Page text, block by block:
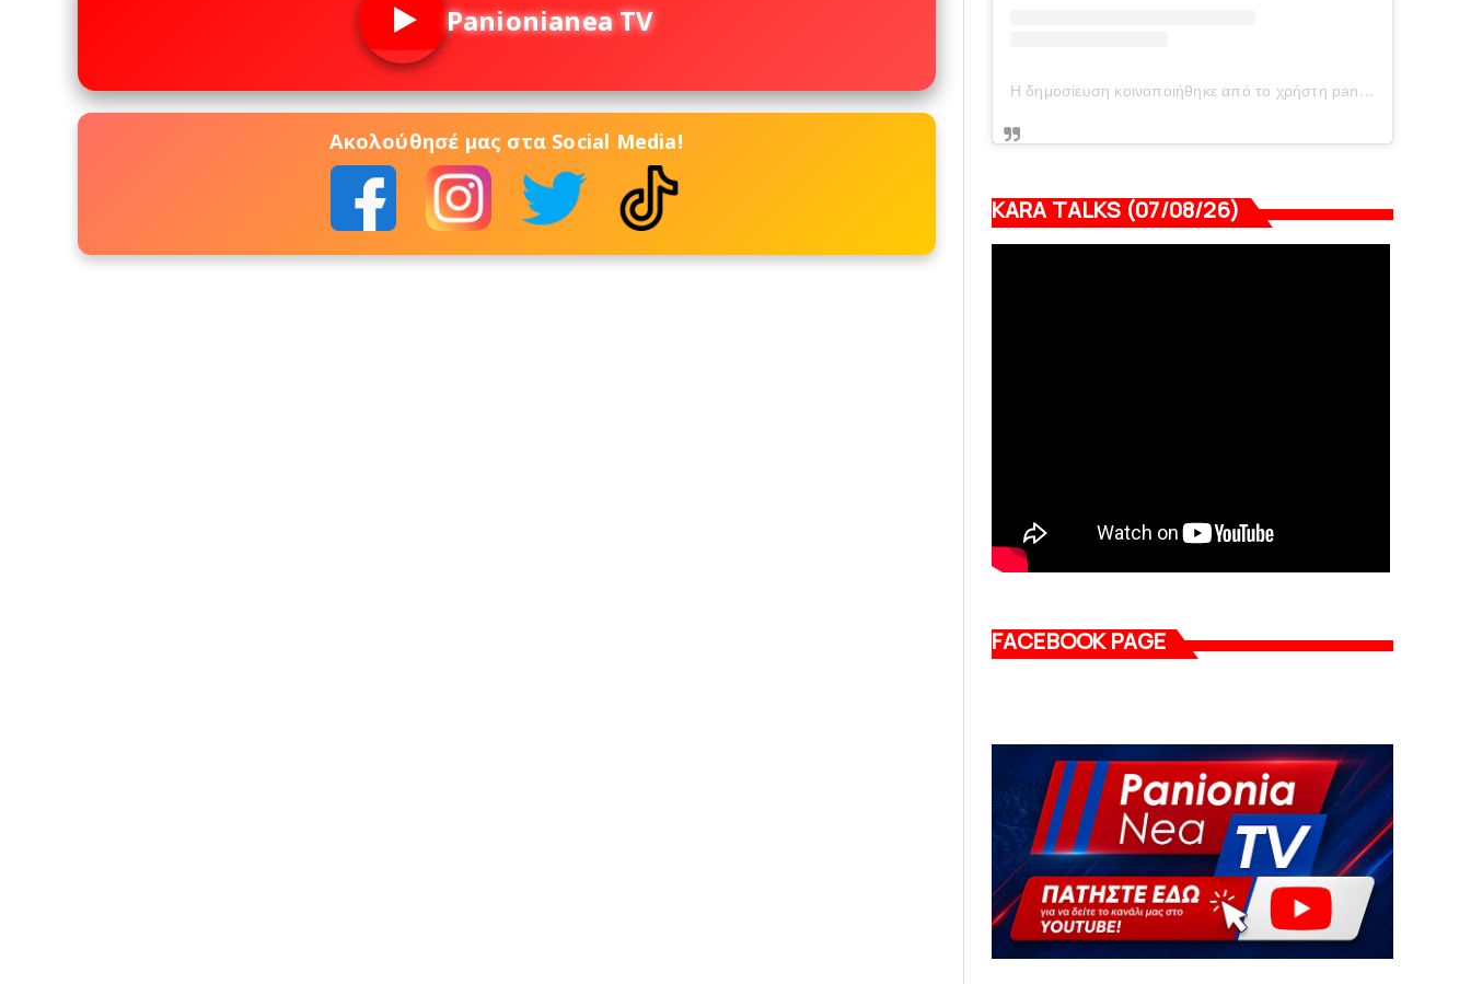
Panionianea TV
Ακολούθησέ μας στα Social Media!
Η δημοσίευση κοινοποιήθηκε από το χρήστη panionianea.gr (@panionianea.gr)
KARA TALKS (07/08/26)
FACEBOOK PAGE